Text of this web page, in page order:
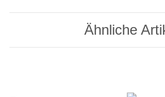
Ähnliche